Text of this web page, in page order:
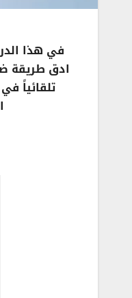
تلقائياً